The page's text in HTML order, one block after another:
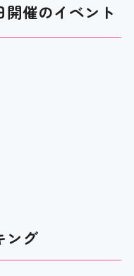
開催のイベント
ング